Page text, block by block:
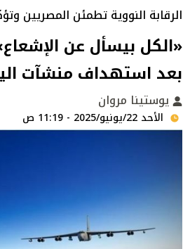
الرقابة النووية تطمئن المصريين
«الكل بيسأل عن
بعد استهداف منشآت
يوستينا مروان
الأحد 22/يونيو/2025 - 11:19 ص